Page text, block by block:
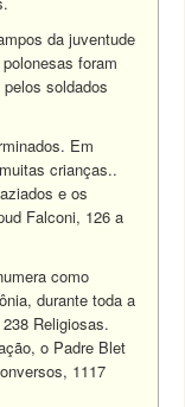
da juventude
foram
soldados
Em
crianças..
e os
Falconi, 126 a
como
durante toda a
Religiosas.
o Padre Blet
1117